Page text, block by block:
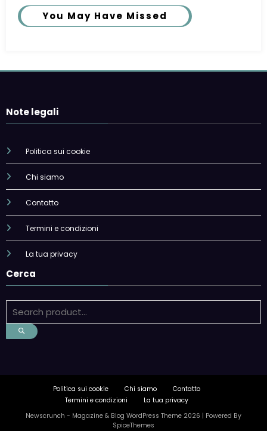
You May Have Missed
Note legali
Politica sui cookie
Chi siamo
Contatto
Termini e condizioni
La tua privacy
Cerca
Politica sui cookie Chi siamo
Contatto
Termini e condizioni
La tua privacy
Newscrunch - Magazine & Blog WordPress Theme 2026 | Powered By
SpiceThemes